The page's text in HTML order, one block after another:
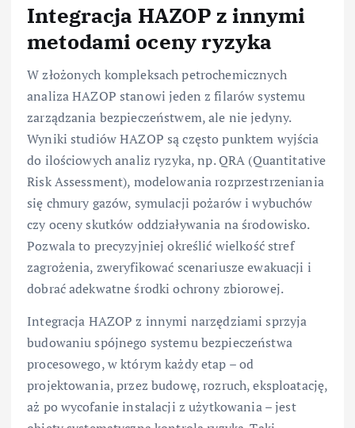
Integracja HAZOP z innymi
metodami oceny ryzyka
W złożonych kompleksach petrochemicznych
analiza HAZOP stanowi jeden z filarów systemu
zarządzania bezpieczeństwem, ale nie jedyny.
Wyniki studiów HAZOP są często punktem wyjścia
do ilościowych analiz ryzyka, np. QRA (Quantitative
Risk Assessment), modelowania rozprzestrzeniania
się chmury gazów, symulacji pożarów i wybuchów
czy oceny skutków oddziaływania na środowisko.
Pozwala to precyzyjniej określić wielkość stref
zagrożenia, zweryfikować scenariusze ewakuacji i
dobrać adekwatne środki ochrony zbiorowej.
Integracja HAZOP z innymi narzędziami sprzyja
budowaniu spójnego systemu bezpieczeństwa
procesowego, w którym każdy etap – od
projektowania, przez budowę, rozruch, eksploatację,
aż po wycofanie instalacji z użytkowania – jest